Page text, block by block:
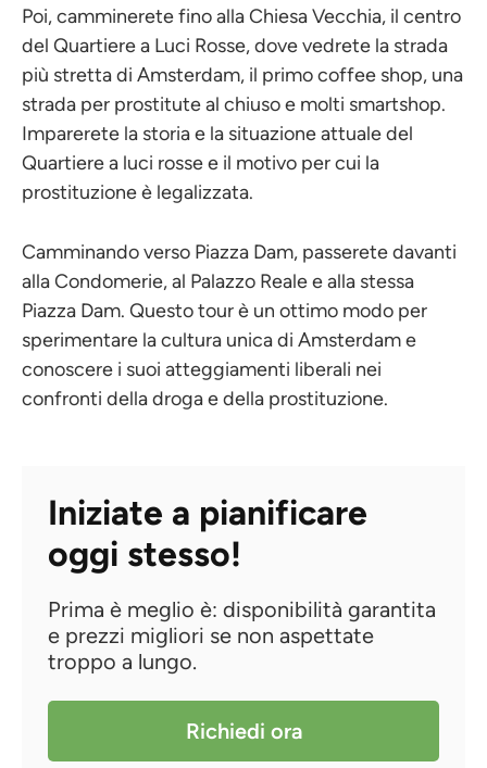
Poi, camminerete fino alla Chiesa Vecchia, il centro
del Quartiere a Luci Rosse, dove vedrete la strada
più stretta di Amsterdam, il primo coffee shop, una
strada per prostitute al chiuso e molti smartshop.
Imparerete la storia e la situazione attuale del
Quartiere a luci rosse e il motivo per cui la
prostituzione è legalizzata.
Camminando verso Piazza Dam, passerete davanti
alla Condomerie, al Palazzo Reale e alla stessa
Piazza Dam. Questo tour è un ottimo modo per
sperimentare la cultura unica di Amsterdam e
conoscere i suoi atteggiamenti liberali nei
confronti della droga e della prostituzione.
Iniziate a pianificare
oggi stesso!
Prima è meglio è: disponibilità garantita
e prezzi migliori se non aspettate
troppo a lungo.
Richiedi ora